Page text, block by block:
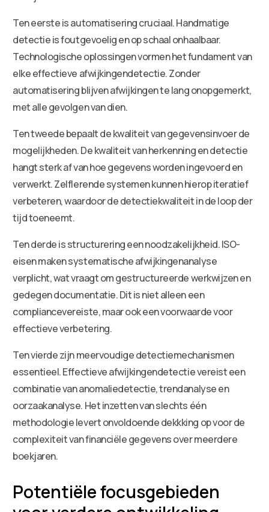
Ten eerste is automatisering cruciaal. Handmatige
detectie is foutgevoelig en op schaal onhaalbaar.
Technologische oplossingen vormen het fundament van
elke effectieve afwijkingendetectie. Zonder
automatisering blijven afwijkingen te lang onopgemerkt,
met alle gevolgen van dien.
Ten tweede bepaalt de kwaliteit van gegevensinvoer de
mogelijkheden. De kwaliteit van herkenning en detectie
hangt sterk af van hoe gegevens worden ingevoerd en
verwerkt. Zelflerende systemen kunnen hierop iteratief
verbeteren, waardoor de detectiekwaliteit in de loop der
tijd toeneemt.
Ten derde is structurering een noodzakelijkheid. ISO-
eisen maken systematische afwijkingenanalyse
verplicht, wat vraagt om gestructureerde werkwijzen en
gedegen documentatie. Dit is niet alleen een
compliancevereiste, maar ook een voorwaarde voor
effectieve verbetering.
Ten vierde zijn meervoudige detectiemechanismen
essentieel. Effectieve afwijkingendetectie vereist een
combinatie van anomaliedetectie, trendanalyse en
oorzaakanalyse. Het inzetten van slechts één
methodologie levert onvoldoende dekkking op voor de
complexiteit van financiële gegevens over meerdere
boekjaren.
Potentiële focusgebieden